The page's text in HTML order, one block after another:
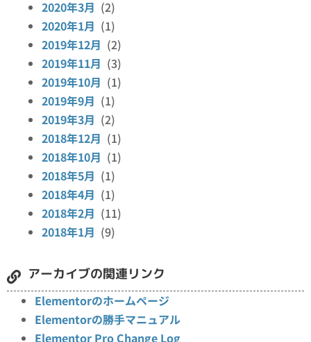
2020年3月 (2)
2020年1月 (1)
2019年12月 (2)
2019年11月 (3)
2019年10月 (1)
2019年9月 (1)
2019年3月 (2)
2018年12月 (1)
2018年10月 (1)
2018年5月 (1)
2018年4月 (1)
2018年2月 (11)
2018年1月 (9)
アーカイブの関連リンク
Elementorのホームページ
Elementorの勝手マニュアル
Elementor Pro Change Log